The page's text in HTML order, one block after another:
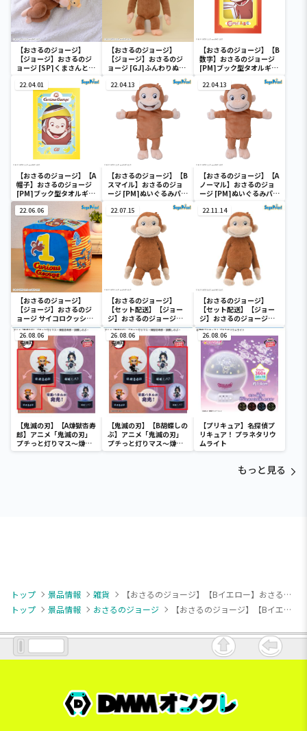
【おさるのジョージ】
【ジョージ】おさるのジ
ョージ [SP]くまさんとす
【おさるのジョージ】
【ジョージ】おさるのジ
ョージ [GJ]ふんわりぬい
【おさるのジョージ】【B
数字】おさるのジョージ
[PM]ブック型タオルギフ
22.04.01
【おさるのジョージ】【A
帽子】おさるのジョージ
[PM]ブック型タオルギフ
トボックス
22.04.13
【おさるのジョージ】【B
スマイル】おさるのジョ
ージ [PM]ぬいぐるみパペ
22.04.13
【おさるのジョージ】【A
ノーマル】おさるのジョ
ージ [PM]ぬいぐるみパペ
22.06.06
【おさるのジョージ】
【ジョージ】おさるのジ
ョージ サイコロクッショ
ン
22.07.15
【おさるのジョージ】
【セット配送】【ジョー
ジ】おさるのジョージ
[GJ]くったりぬいぐるみ
22.11.14
【おさるのジョージ】
【セット配送】【ジョー
ジ】おさるのジョージ
[GJ]くったりぬいぐるみ
26.08.06
【鬼滅の刃】【A煉獄杏寿
郎】アニメ「鬼滅の刃」
プチっと灯りマス～煉獄
杏寿郎・胡蝶しのぶ～
26.08.06
【鬼滅の刃】【B胡蝶しの
ぶ】アニメ「鬼滅の刃」
プチっと灯りマス～煉獄
杏寿郎・胡蝶しのぶ～
26.08.06
【プリキュア】名探偵プ
リキュア！ プラネタリウ
ムライト
もっと見る
トップ 景品情報 雑貨
【おさるのジョージ】【Bイエロー】おさるのジョージ [PtZ]メッシュトートバッグ
トップ
景品情報 おさるのジョージ 【おさるのジョージ】【Bイエロー】おさるのジョージ [PtZ]メッシュトートバッグ